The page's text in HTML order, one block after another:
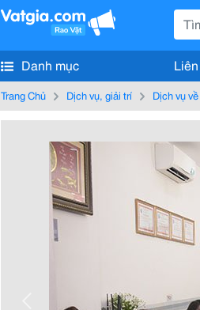
Danh mục
Trang Chủ Dịch vụ, giải trí Dịch vụ